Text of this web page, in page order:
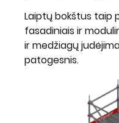
Laiptų bokštus taip
fasadiniais ir
ir medžiagų
patogesnis.